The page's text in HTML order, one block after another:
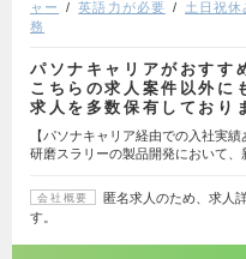
ャー
英語力が必要 土日祝休
務
パソナキャリアがおすす
こちらの求人案件以外に
求人を多数保有しており
【パソナキャリア経由での入社実
研磨スラリーの製品開発において、
会社概要
匿名求人のため、求人
す。